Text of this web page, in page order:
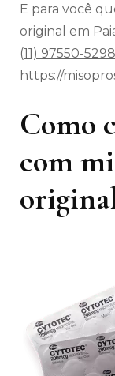
E para você
original em
(11) 97550-5298
https://
Como
com